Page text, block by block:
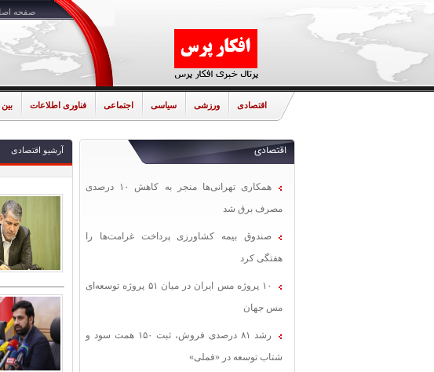
صفحه
اقتصادی ورزشی سیاسی اجتماعی فناوری اطلاعات بین
اقتصادی
همکاری تهرانی‌ها منجر به کاهش ۱۰ درصدی
مصرف برق شد
صندوق بیمه کشاورزی پرداخت غرامت‌ها را
هفتگی کرد
۱۰ پروژه مس ایران در میان ۵۱ پروژه توسعه‌ای
مس جهان
رشد ۸۱ درصدی فروش، ثبت ۱۵۰ همت سود و
شتاب توسعه در «فملی»
آرشیو اقتصادی